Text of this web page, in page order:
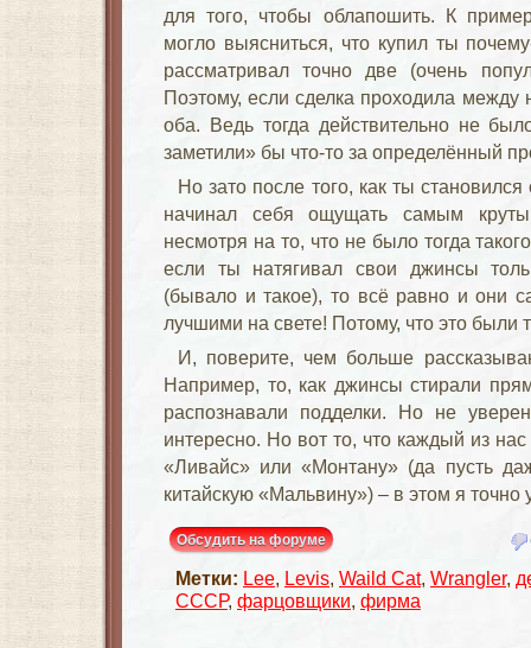
для того, чтобы облапошить. К
могло выясниться, что купил ты
рассматривал точно две (очень
Поэтому, если сделка проходила
оба. Ведь тогда действительно не
заметили» бы что-то за определённый
Но зато после того, как ты
начинал себя ощущать самым
несмотря на то, что не было тогда
если ты натягивал свои джинсы
(бывало и такое), то всё равно и они
лучшими на свете! Потому, что это
И, поверите, чем больше
Например, то, как джинсы стирали
распознавали подделки. Но не
интересно. Но вот то, что каждый из
«Ливайс» или «Монтану» (да пусть
китайскую «Мальвину») – в этом я точно
Обсудить на форуме
Метки: Lee, Levis, Waild Cat, Wrangler,
СССР, фарцовщики, фирма